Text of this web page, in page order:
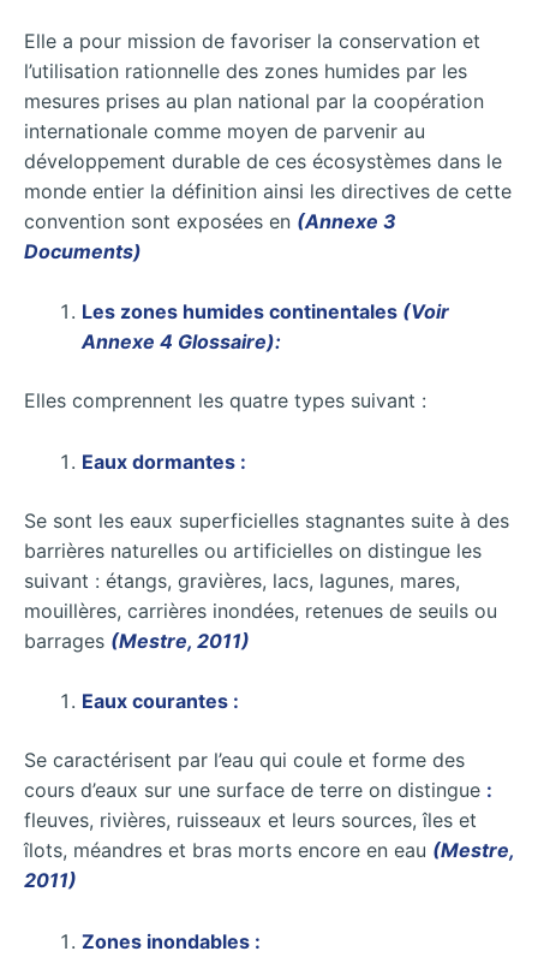
Elle a pour mission de favoriser la conservation et
l’utilisation rationnelle des zones humides par les
mesures prises au plan national par la coopération
internationale comme moyen de parvenir au
développement durable de ces écosystèmes dans le
monde entier la définition ainsi les directives de cette
convention sont exposées en (Annexe 3
Documents)
Les zones humides continentales (Voir
Annexe 4 Glossaire):
Elles comprennent les quatre types suivant :
Eaux dormantes :
Se sont les eaux superficielles stagnantes suite à des
barrières naturelles ou artificielles on distingue les
suivant : étangs, gravières, lacs, lagunes, mares,
mouillères, carrières inondées, retenues de seuils ou
barrages (Mestre, 2011)
Eaux courantes :
Se caractérisent par l’eau qui coule et forme des
cours d’eaux sur une surface de terre on distingue :
fleuves, rivières, ruisseaux et leurs sources, îles et
îlots, méandres et bras morts encore en eau (Mestre,
2011)
Zones inondables :